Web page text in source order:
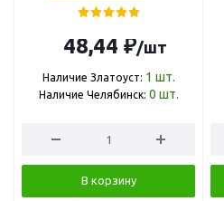
48,44 ₽/шт
Наличие Златоуст: 1 шт.
Наличие Челябинск: 0 шт.
В корзину